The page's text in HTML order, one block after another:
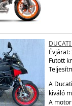
Évjárat:
Futott
A
kiváló
A